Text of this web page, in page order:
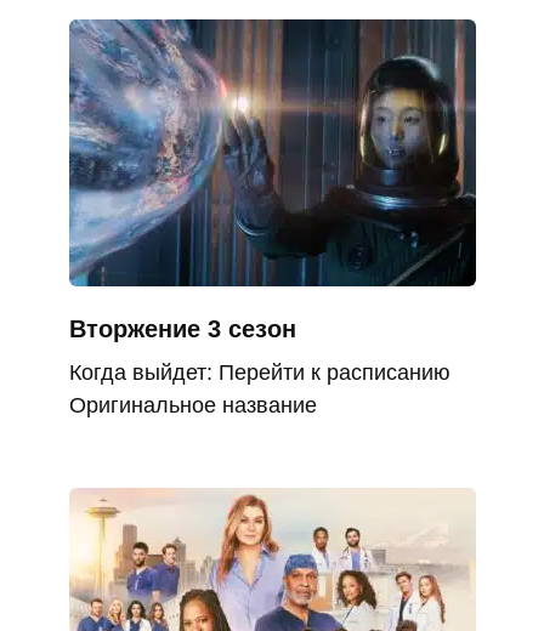
Вторжение 3 сезон
Когда выйдет: Перейти к расписанию
Оригинальное название